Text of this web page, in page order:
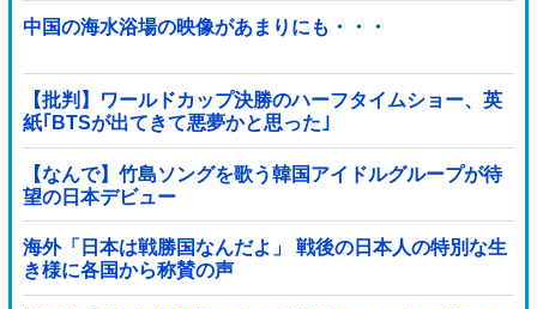
中国の海水浴場の映像があまりにも・・・
【批判】ワールドカップ決勝のハーフタイムショー、英
紙｢BTSが出てきて悪夢かと思った｣
【なんで】竹島ソングを歌う韓国アイドルグループが待
望の日本デビュー
海外「日本は戦勝国なんだよ」 戦後の日本人の特別な生
き様に各国から称賛の声